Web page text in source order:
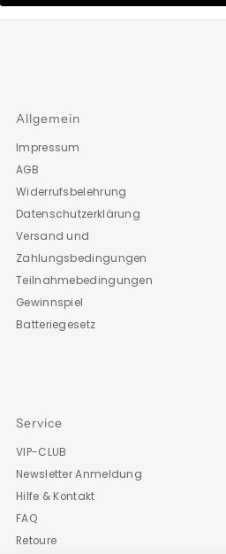
Allgemein
Impressum
AGB
Widerrufsbelehrung
Datenschutzerklärung
Versand und
Zahlungsbedingungen
Teilnahmebedingungen
Gewinnspiel
Batteriegesetz
Service
VIP-CLUB
Newsletter Anmeldung
Hilfe & Kontakt
FAQ
Retoure